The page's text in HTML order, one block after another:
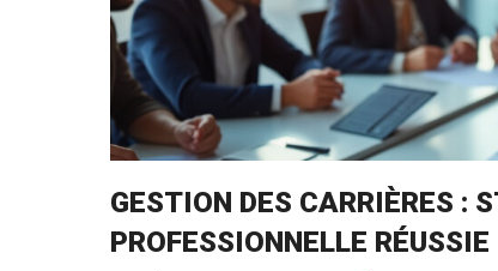
GESTION DES CARRIÈRES :
PROFESSIONNELLE RÉUSSIE